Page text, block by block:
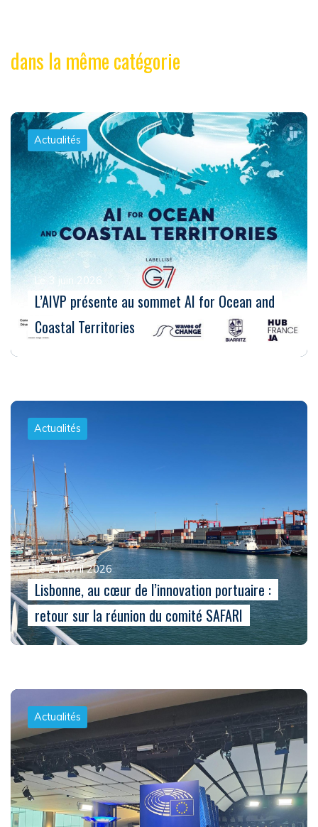
dans la même catégorie
Actualités
Le 3 juin 2026
L’AIVP présente au sommet AI for Ocean and
Coastal Territories
Actualités
Le 24 avril 2026
Lisbonne, au cœur de l’innovation portuaire :
retour sur la réunion du comité SAFARI
Actualités